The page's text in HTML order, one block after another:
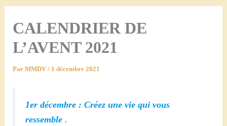
CALENDRIER DE
L’AVENT 2021
Par MMDV / 1 décembre 2021
1er décembre : Créez une vie qui vous
ressemble .